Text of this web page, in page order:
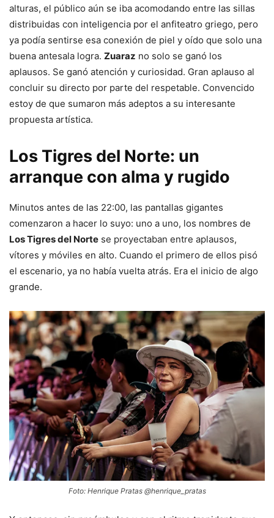
alturas, el público aún se iba acomodando entre las sillas
distribuidas con inteligencia por el anfiteatro griego, pero
ya podía sentirse esa conexión de piel y oído que solo una
buena antesala logra. Zuaraz no solo se ganó los
aplausos. Se ganó atención y curiosidad. Gran aplauso al
concluir su directo por parte del respetable. Convencido
estoy de que sumaron más adeptos a su interesante
propuesta artística.
Los Tigres del Norte: un
arranque con alma y rugido
Minutos antes de las 22:00, las pantallas gigantes
comenzaron a hacer lo suyo: uno a uno, los nombres de
Los Tigres del Norte se proyectaban entre aplausos,
vítores y móviles en alto. Cuando el primero de ellos pisó
el escenario, ya no había vuelta atrás. Era el inicio de algo
grande.
Foto: Henrique Pratas @henrique_pratas